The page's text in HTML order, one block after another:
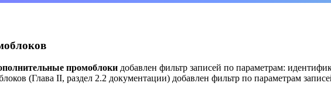
промоблоки добавлен фильтр записей по параметрам:
(Глава II, раздел 2.2 документации) добавлен фильтр по параметрам